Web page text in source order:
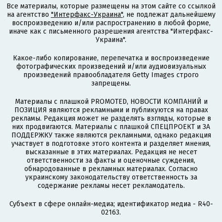
Все материалы, которые размещены на этом сайте со ссылкой
на агентство "Интерфакс-Украина", не подлежат дальнейшему
воспроизведению и/или распространению в любой форме,
иначе как с письменного разрешения агентства "Интерфакс-
Украина".
Какое-либо копирование, перепечатка и воспроизведение
фотографических произведений и/или аудиовизуальных
произведений правообладателя Getty Images строго
запрещены.
Материалы с плашкой PROMOTED, НОВОСТИ КОМПАНИЙ и
ПОЗИЦИЯ являются рекламными и публикуются на правах
рекламы. Редакция может не разделять взгляды, которые в
них продвигаются. Материалы с плашкой СПЕЦПРОЕКТ и ЗА
ПОДДЕРЖКУ также являются рекламными, однако редакция
участвует в подготовке этого контента и разделяет мнения,
высказанные в этих материалах. Редакция не несет
ответственности за факты и оценочные суждения,
обнародованные в рекламных материалах. Согласно
украинскому законодательству ответственность за
содержание рекламы несет рекламодатель.
Субъект в сфере онлайн-медиа; идентификатор медиа - R40-
02163.